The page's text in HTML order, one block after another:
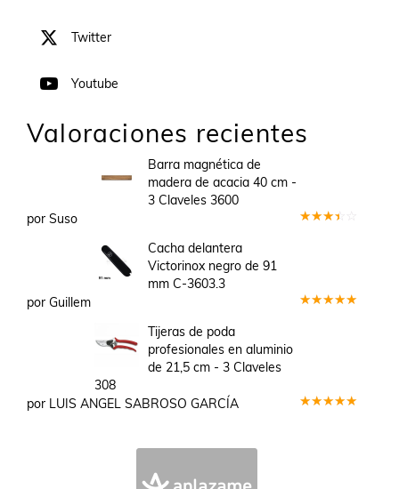
Twitter
Youtube
Valoraciones recientes
Barra magnética de
madera de acacia 40 cm -
3 Claveles 3600
por Suso
Cacha delantera
Victorinox negro de 91
mm C-3603.3
por Guillem
Tijeras de poda
profesionales en aluminio
de 21,5 cm - 3 Claveles
308
por LUIS ANGEL SABROSO GARCÍA